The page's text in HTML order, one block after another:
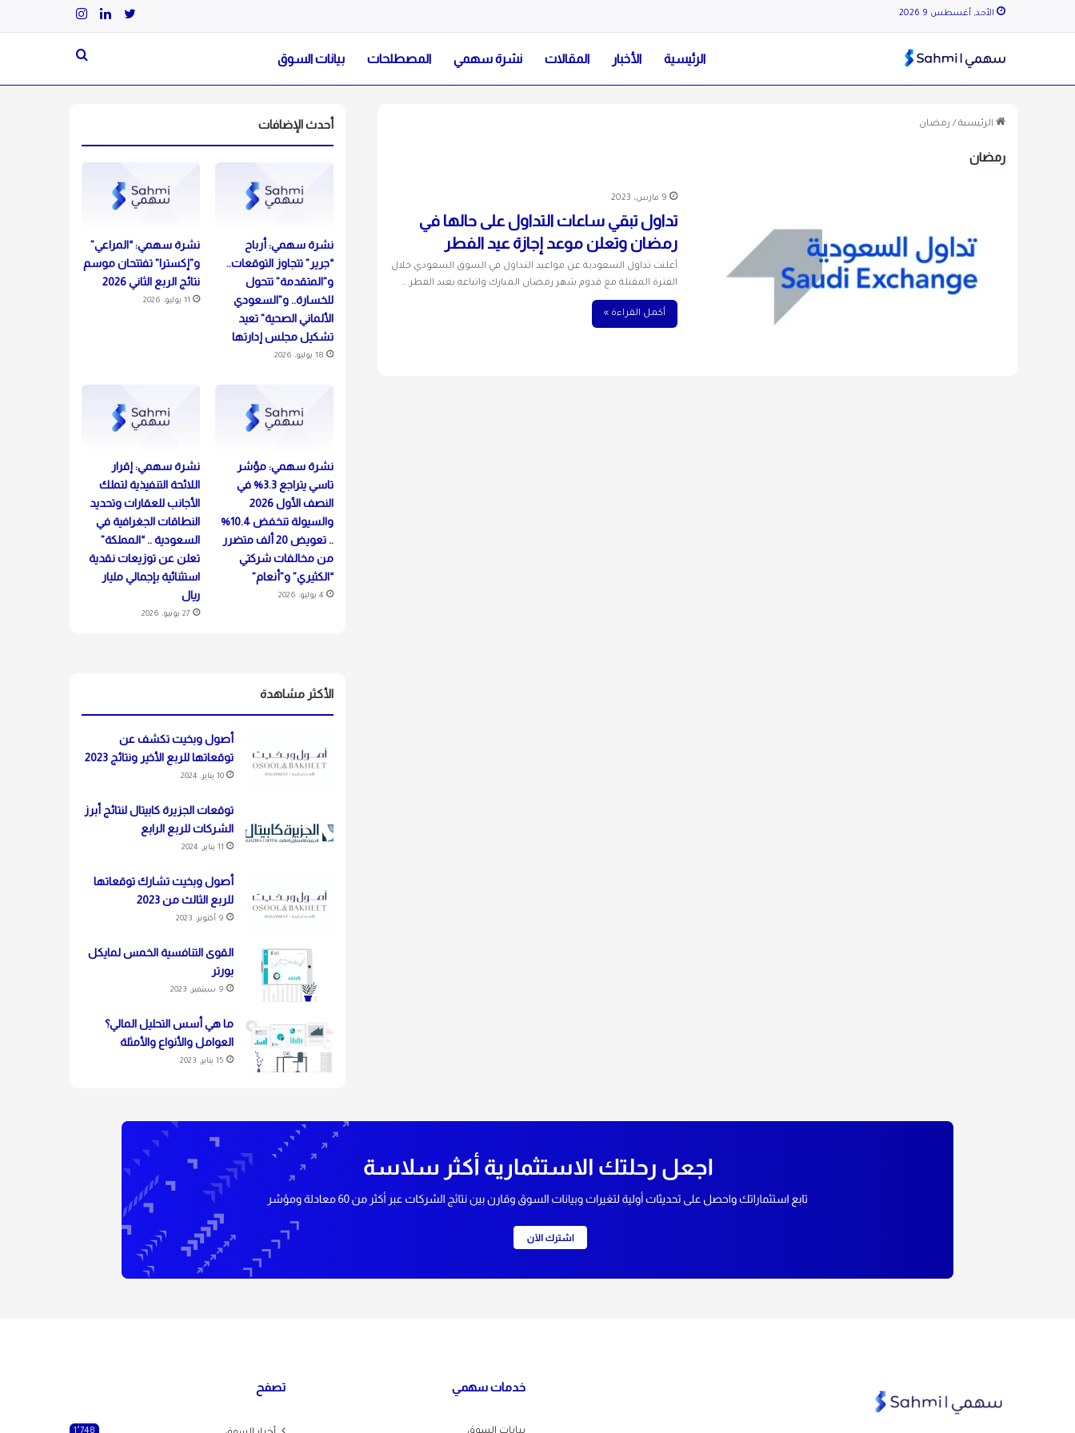
الأحد, أغسطس 9 2026 لينكدإن تويتر
الرئيسية الأخبار المقالات نشرة سهمي المصطلحات بيانات السوق
الرئيسية / رمضان
رمضان
9 مارس، 2023
تداول تبقي ساعات التداول على حالها في
رمضان وتعلن موعد إجازة عيد الفطر
أعلنت تداول السعودية عن مواعيد التداول في السوق السعودي خلال
الفترة المقبلة مع قدوم شهر رمضان المبارك واتباعه بعيد الفطر.…
أكمل القراءة »
أحدث الإضافات
نشرة سهمي: أرباح
“جرير” تتجاوز التوقعات..
و”المتقدمة” تتحول
للخسارة.. و”السعودي
الألماني الصحية” تعيد
تشكيل مجلس إدارتها
18 يوليو، 2026
نشرة سهمي: “المراعي”
و”إكسترا” تفتتحان موسم
نتائج الربع الثاني 2026
11 يوليو، 2026
نشرة سهمي: مؤشر
تاسي يتراجع 3.3% في
النصف الأول 2026
والسيولة تنخفض 10.4%
.. تعويض 20 ألف متضرر
من مخالفات شركتي
“الكثيري” و”أنعام”
4 يوليو، 2026
نشرة سهمي: إقرار
اللائحة التنفيذية لتملك
الأجانب للعقارات وتحديد
النطاقات الجغرافية في
السعودية .. “المملكة”
تعلن عن توزيعات نقدية
استثنائية بإجمالي مليار
ريال
27 يونيو، 2026
الأكثر مشاهدة
أصول وبخيت تكشف عن
توقعاتها للربع الأخير ونتائج 2023
10 يناير، 2024
توقعات الجزيرة كابيتال لنتائج أبرز
الشركات للربع الرابع
11 يناير، 2024
أصول وبخيت تشارك توقعاتها
للربع الثالث من 2023
9 أكتوبر، 2023
القوى التنافسية الخمس لمايكل
بورتر
9 سبتمبر، 2023
ما هي أسس التحليل المالي؟
العوامل والأنواع والأمثلة
15 يناير، 2023
خدمات سهمي تصفح